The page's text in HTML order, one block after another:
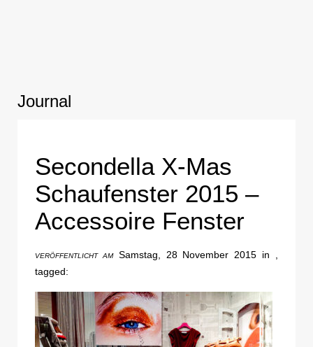
Journal
Secondella X-Mas
Schaufenster 2015 –
Accessoire Fenster
VERÖFFENTLICHT AMSamstag, 28 November 2015 in ,
tagged: